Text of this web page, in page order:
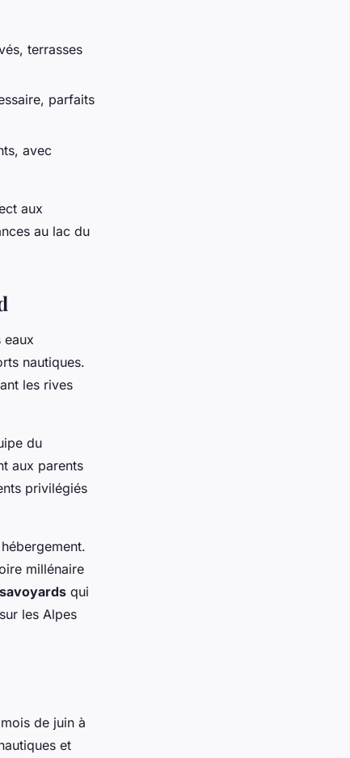
terrasses
parfaits
avec
aux
au lac du
eaux
nautiques.
les rives
du
aux parents
privilégiés
millénaire
qui
les Alpes
de juin à
et